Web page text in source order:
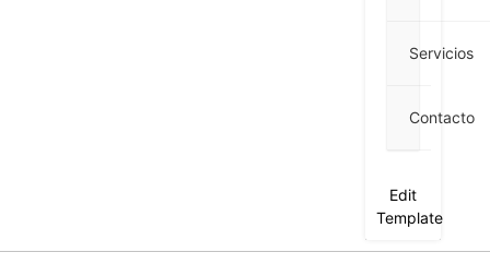
Servicios
Contacto
Edit
Template